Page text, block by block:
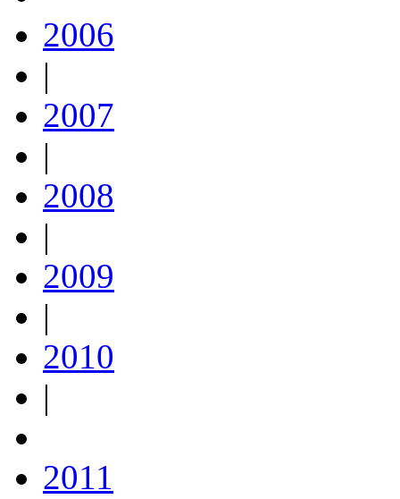
2006
|
2007
|
2008
|
2009
|
2010
|
2011